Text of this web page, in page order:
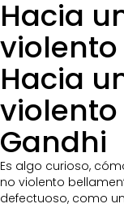
Hacia
violento
Hacia
Gandhi
Es algo curioso,
no violento
defectuoso, como